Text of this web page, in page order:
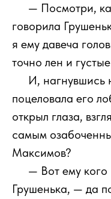
— Посмотри,
говорила
я ему давеча
точно лен и
И, нагнувшись
поцеловала его
открыл глаза,
самым
Максимов?
— Вот ему
Грушенька, — да